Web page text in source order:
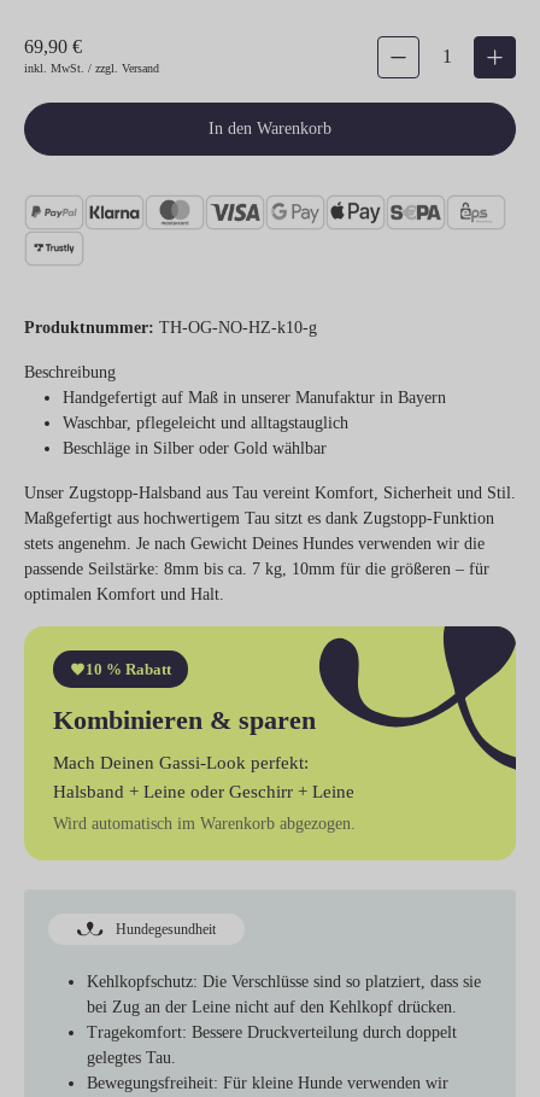
69,90 €
inkl. MwSt. / zzgl. Versand
Produkt Anzahl: Gib den
In den Warenkorb
Produktnummer: TH-OG-NO-HZ-k10-g
Beschreibung
Handgefertigt auf Maß in unserer Manufaktur in Bayern
Waschbar, pflegeleicht und alltagstauglich
Beschläge in Silber oder Gold wählbar
Unser Zugstopp-Halsband aus Tau vereint Komfort, Sicherheit und Stil.
Maßgefertigt aus hochwertigem Tau sitzt es dank Zugstopp-Funktion
stets angenehm. Je nach Gewicht Deines Hundes verwenden wir die
passende Seilstärke: 8mm bis ca. 7 kg, 10mm für die größeren – für
optimalen Komfort und Halt.
10 % Rabatt
Kombinieren & sparen
Mach Deinen Gassi-Look perfekt:
Halsband + Leine oder Geschirr + Leine
Wird automatisch im Warenkorb abgezogen.
Hundegesundheit
Kehlkopfschutz: Die Verschlüsse sind so platziert, dass sie
bei Zug an der Leine nicht auf den Kehlkopf drücken.
Tragekomfort: Bessere Druckverteilung durch doppelt
gelegtes Tau.
Bewegungsfreiheit: Für kleine Hunde verwenden wir